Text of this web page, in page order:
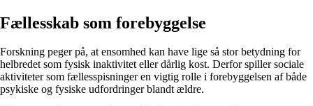
Fællesskab som forebyggelse
Forskning peger på, at ensomhed kan have lige så stor betydning for
helbredet som fysisk inaktivitet eller dårlig kost. Derfor spiller sociale
aktiviteter som fællesspisninger en vigtig rolle i forebyggelsen af både
psykiske og fysiske udfordringer blandt ældre.